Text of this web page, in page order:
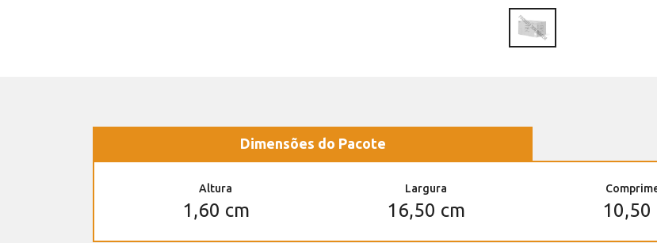
Dimensões do Pacote
Altura
1,60 cm
Largura
16,50 cm 10,50